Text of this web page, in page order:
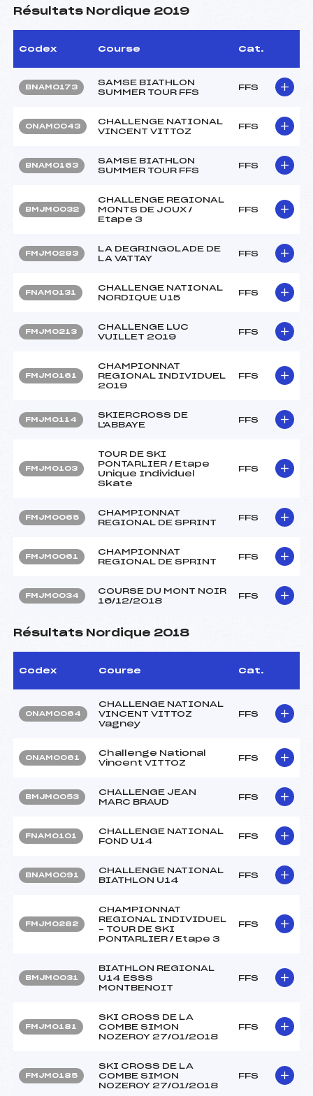
Résultats Nordique 2019
Codex Course Cat.
BNAM0173
SAMSE BIATHLON
SUMMER TOUR FFS
FFS
ONAM0043
CHALLENGE NATIONAL
VINCENT VITTOZ
FFS
BNAM0163
SAMSE BIATHLON
SUMMER TOUR FFS
FFS
BMJM0032
CHALLENGE REGIONAL
MONTS DE JOUX /
Etape 3
FFS
FMJM0283
LA DEGRINGOLADE DE
LA VATTAY
FFS
FNAM0131
CHALLENGE NATIONAL
NORDIQUE U15
FFS
FMJM0213
CHALLENGE LUC
VUILLET 2019
FFS
FMJM0161
CHAMPIONNAT
REGIONAL INDIVIDUEL
2019
FFS
FMJM0114
SKIERCROSS DE
L'ABBAYE
FFS
FMJM0103
TOUR DE SKI
PONTARLIER / Etape
Unique Individuel
Skate
FFS
FMJM0065
CHAMPIONNAT
REGIONAL DE SPRINT
FFS
FMJM0061
CHAMPIONNAT
REGIONAL DE SPRINT
FFS
FMJM0034
COURSE DU MONT NOIR
16/12/2018
FFS
Résultats Nordique 2018
Codex Course Cat.
ONAM0064
CHALLENGE NATIONAL
VINCENT VITTOZ
Vagney
FFS
ONAM0061
Challenge National
Vincent VITTOZ
FFS
BMJM0053
CHALLENGE JEAN
MARC BRAUD
FFS
FNAM0101
CHALLENGE NATIONAL
FOND U14
FFS
BNAM0091
CHALLENGE NATIONAL
BIATHLON U14
FFS
FMJM0282
CHAMPIONNAT
REGIONAL INDIVIDUEL
– TOUR DE SKI
PONTARLIER / Etape 3
FFS
BMJM0031
BIATHLON REGIONAL
U14 ESSS
MONTBENOIT
FFS
FMJM0181
SKI CROSS DE LA
COMBE SIMON
NOZEROY 27/01/2018
FFS
FMJM0185
SKI CROSS DE LA
COMBE SIMON
NOZEROY 27/01/2018
FFS